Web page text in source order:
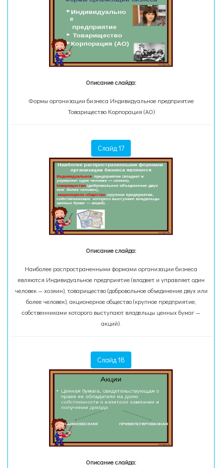
Описание слайда:
Формы организации бизнеса Индивидуальное предприятие
Товарищество Корпорация (АО)
Слайд 17
Описание слайда:
Наиболее распространенными формами организации бизнеса
являются Индивидуальное предприятие (владеет и управляет один
человек — хозяин), товарищество (добровольное объединение двух или
более человек), акционерное общество (крупное предприятие,
собственниками которого выступают владельцы ценных бумаг —
акций).
Слайд 18
Описание слайда: